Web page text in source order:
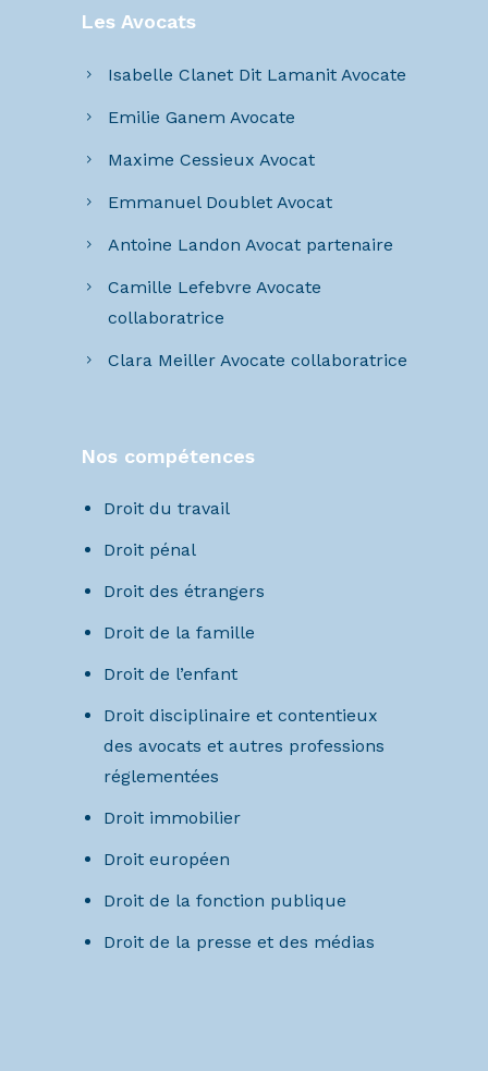
Les Avocats
Isabelle Clanet Dit Lamanit Avocate
Emilie Ganem Avocate
Maxime Cessieux Avocat
Emmanuel Doublet Avocat
Antoine Landon Avocat partenaire
Camille Lefebvre Avocate
collaboratrice
Clara Meiller Avocate collaboratrice
Nos compétences
Droit du travail
Droit pénal
Droit des étrangers
Droit de la famille
Droit de l’enfant
Droit disciplinaire et contentieux
des avocats et autres professions
réglementées
Droit immobilier
Droit européen
Droit de la fonction publique
Droit de la presse et des médias